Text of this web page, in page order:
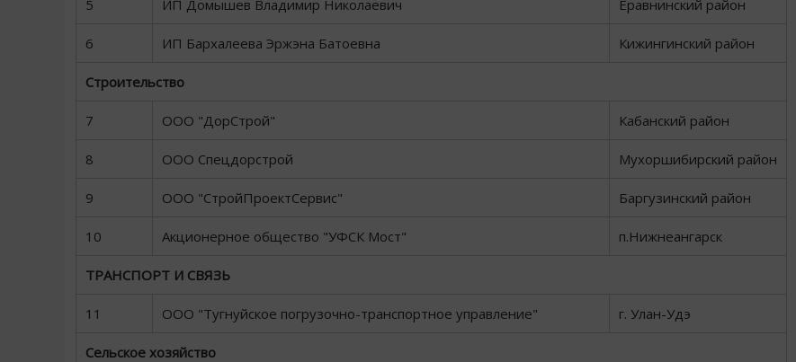
5 ИП Домышев Владимир Николаевич Еравнинский район
6 ИП Бархалеева Эржэна Батоевна Кижингинский район
Строительство
7 ООО "ДорСтрой" Кабанский район
8 ООО Спецдорстрой Мухоршибирский район
9 ООО "СтройПроектСервис" Баргузинский район
10 Акционерное общество "УФСК Мост" п.Нижнеангарск
ТРАНСПОРТ И СВЯЗЬ
11 ООО "Тугнуйское погрузочно-транспортное управление" г. Улан-Удэ
Сельское хозяйство